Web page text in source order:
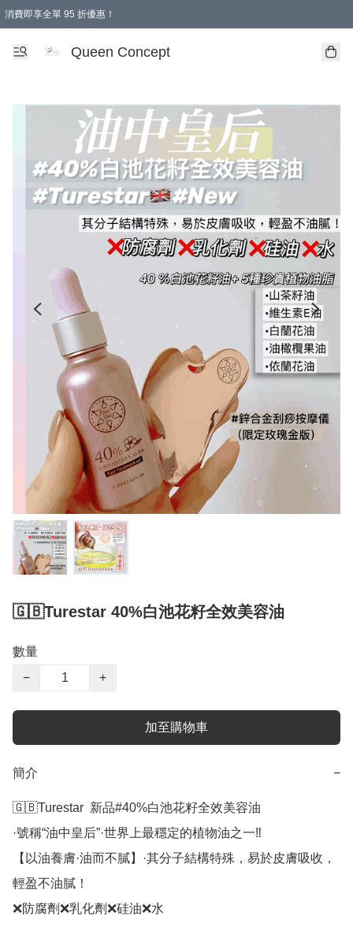
消費即享全單 95 折優惠！
Queen Concept
🇬🇧Turestar 40%白池花籽全效美容油
數量
−
+
加至購物車
簡介 −
🇬🇧Turestar  新品#40%白池花籽全效美容油
·號稱“油中皇后”·世界上最穩定的植物油之一‼️
【以油養膚·油而不膩】·其分子結構特殊，易於皮膚吸收，
輕盈不油膩！
❌防腐劑❌乳化劑❌硅油❌水